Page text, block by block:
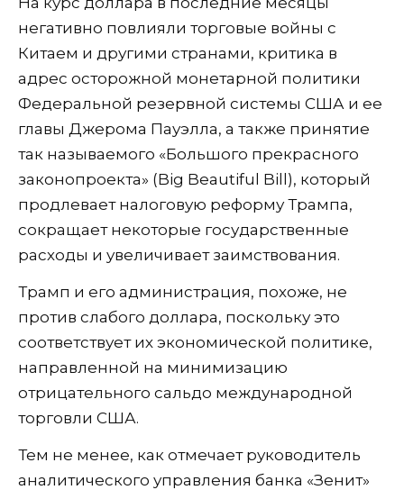
негативно повлияли торговые войны с
Китаем и другими странами, критика в
адрес осторожной монетарной политики
Федеральной резервной системы США и ее
главы Джерома Пауэлла, а также принятие
так называемого «Большого прекрасного
законопроекта» (Big Beautiful Bill), который
продлевает налоговую реформу Трампа,
сокращает некоторые государственные
расходы и увеличивает заимствования.
Трамп и его администрация, похоже, не
против слабого доллара, поскольку это
соответствует их экономической политике,
направленной на минимизацию
отрицательного сальдо международной
торговли США.
Тем не менее, как отмечает руководитель
аналитического управления банка «Зенит»